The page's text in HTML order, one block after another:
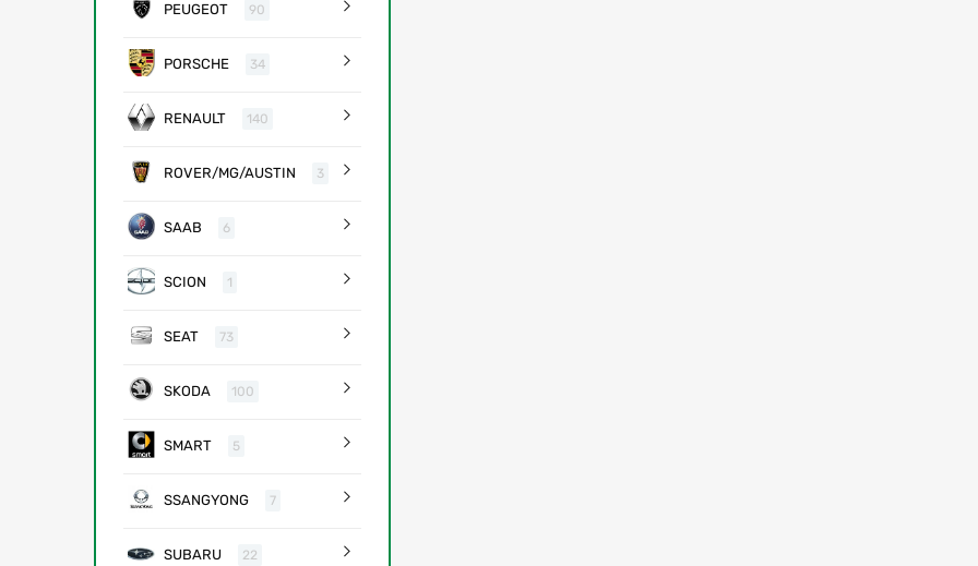
PEUGEOT 90
PORSCHE 34
RENAULT 140
ROVER/MG/AUSTIN 3
SAAB 6
SCION 1
SEAT 73
SKODA 100
SMART 5
SSANGYONG 7
SUBARU 22